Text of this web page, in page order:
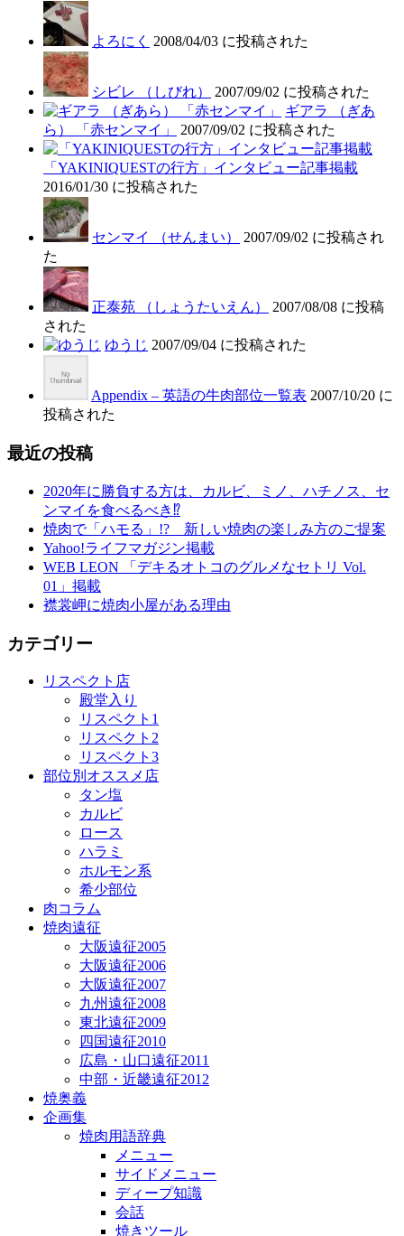
よろにく 2008/04/03 に投稿された
シビレ （しびれ）
2007/09/02 に投稿された
ギアラ （ぎあ
ら） 「赤センマイ」
2007/09/02 に投稿された
「YAKINIQUESTの行方」インタビュー記事掲載
2016/01/30 に投稿された
センマイ （せんまい）
2007/09/02 に投稿され
た
正泰苑 （しょうたいえん）
2007/08/08 に投稿
された
ゆうじ 2007/09/04 に投稿された
Appendix – 英語の牛肉部位一覧表 2007/10/20 に
投稿された
最近の投稿
2020年に勝負する方は、カルビ、ミノ、ハチノス、セ
ンマイを食べるべき⁉︎
焼肉で「ハモる」!? 新しい焼肉の楽しみ方のご提案
Yahoo!ライフマガジン掲載
WEB LEON 「デキるオトコのグルメなセトリ Vol.
01」掲載
襟裳岬に焼肉小屋がある理由
カテゴリー
リスペクト店
殿堂入り
リスペクト1
リスペクト2
リスペクト3
部位別オススメ店
タン塩
カルビ
ロース
ハラミ
ホルモン系
希少部位
肉コラム
焼肉遠征
大阪遠征2005
大阪遠征2006
大阪遠征2007
九州遠征2008
東北遠征2009
四国遠征2010
広島・山口遠征2011
中部・近畿遠征2012
焼奥義
企画集
焼肉用語辞典
メニュー
サイドメニュー
ディープ知識
会話
焼きツール